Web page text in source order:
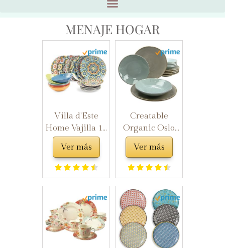
MENAJE HOGAR
Villa d'Este
Home Vajilla 18
Piezas
Multicolor, 18
Piezas
Ver más
Creatable
Organic Oslo
14397 Servicio
de Mesa de
12 Piezas de
Loza
Multicolor,
33 x 24 x 34 cm
Ver más